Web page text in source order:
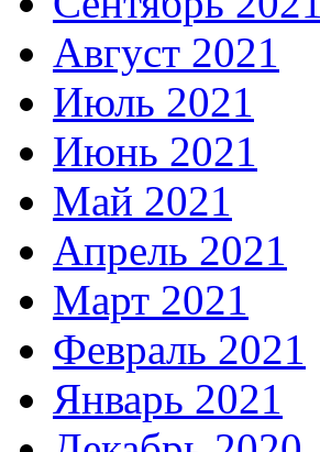
Август 2021
Июль 2021
Июнь 2021
Май 2021
Апрель 2021
Март 2021
Февраль 2021
Январь 2021